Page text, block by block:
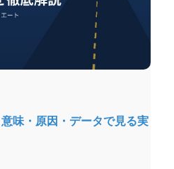
味・原因・データで見る実